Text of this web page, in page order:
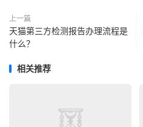
上一篇
天猫第三方检测报告办理流程是
什么？
相关推荐